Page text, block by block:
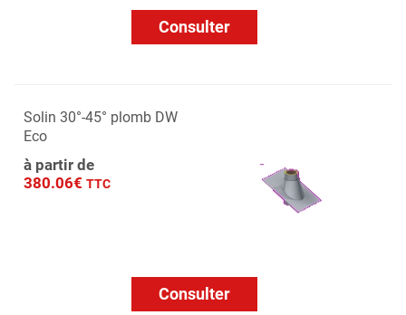
Consulter
Solin 30°-45° plomb DW
Eco
à partir de
380.06€ TTC
Consulter